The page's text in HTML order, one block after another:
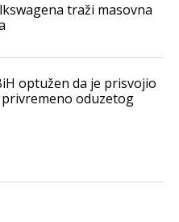
traži masovna
optužen da je prisvojio
oduzetog